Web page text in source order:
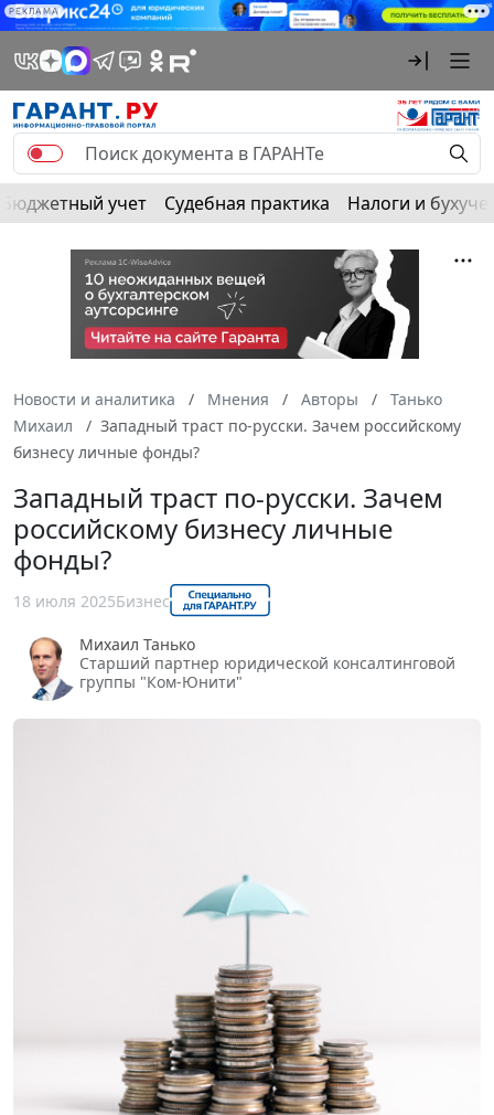
РЕКЛАМА
Бюджетный учет Судебная практика Налоги и
Новости и аналитика Мнения Авторы
Танько
Михаил
Западный траст по-русски. Зачем российскому
бизнесу личные фонды?
Западный траст по-русски. Зачем
российскому бизнесу личные
фонды?
18 июля 2025Бизнес
Михаил Танько
Старший партнер юридической консалтинговой
группы "Ком-Юнити"